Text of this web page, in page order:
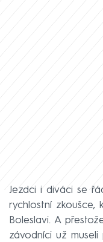
Jezdci i diváci se
rychlostní zkoušce,
Boleslavi. A
závodníci už